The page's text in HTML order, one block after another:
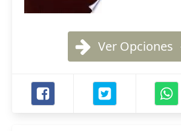
Ver Opciones